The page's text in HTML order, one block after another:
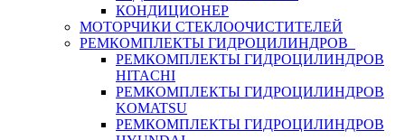
КОНДИЦИОНЕР
МОТОРЧИКИ СТЕКЛООЧИСТИТЕЛЕЙ
РЕМКОМПЛЕКТЫ ГИДРОЦИЛИНДРОВ
РЕМКОМПЛЕКТЫ ГИДРОЦИЛИНДРОВ
HITACHI
РЕМКОМПЛЕКТЫ ГИДРОЦИЛИНДРОВ
KOMATSU
РЕМКОМПЛЕКТЫ ГИДРОЦИЛИНДРОВ